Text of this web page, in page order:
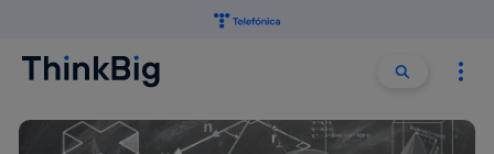
Buscar